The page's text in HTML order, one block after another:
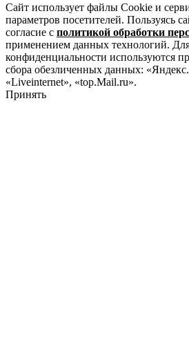
Сайт использует файлы Cookie и
параметров посетителей. Пользуясь
согласие с политикой обработки
применением данных технологий.
конфиденциальности используются
сбора обезличенных данных:
«Liveinternet», «top.Mail.ru».
Принять